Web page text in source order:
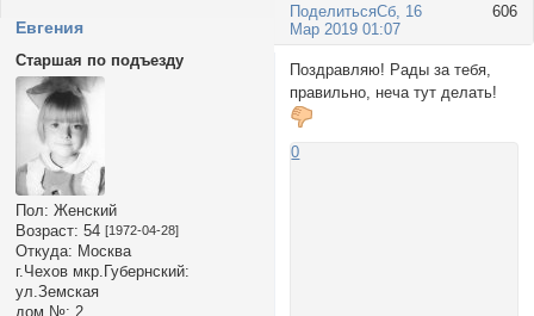
Поделиться 606
Сб, 16
Мар 2019 01:07
Евгения
Старшая по подъезду
Пол: Женский
Возраст: 54 [1972-04-28]
Откуда: Москва
г.Чехов мкр.Губернский:
ул.Земская
дом №: 2
Поздравляю! Рады за тебя,
правильно, неча тут делать!
0